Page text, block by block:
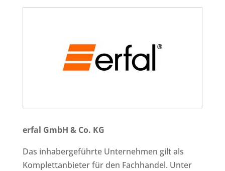
erfal GmbH & Co. KG
Das inhabergeführte Unternehmen gilt als
Komplettanbieter für den Fachhandel. Unter